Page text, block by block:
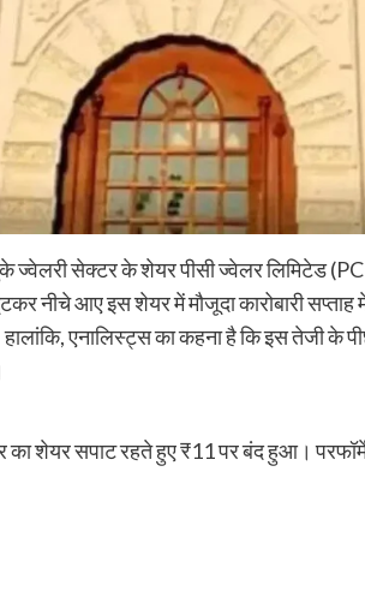
ज्वेलरी सेक्टर के शेयर पीसी ज्वेलर लिमिटेड
नीचे आए इस शेयर में मौजूदा कारोबारी
हालांकि, एनालिस्ट्स का कहना है कि इस तेजी के
का शेयर सपाट रहते हुए ₹11 पर बंद हुआ।